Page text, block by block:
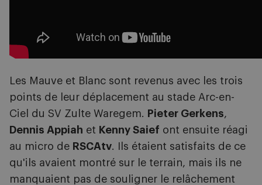
Les Mauve et Blanc sont revenus avec les trois
points de leur déplacement au stade Arc-en-
Ciel du SV Zulte Waregem. Pieter Gerkens,
Dennis Appiah et Kenny Saief ont ensuite réagi
au micro de RSCAtv. Ils étaient satisfaits de ce
qu'ils avaient montré sur le terrain, mais ils ne
manquaient pas de souligner le relâchement